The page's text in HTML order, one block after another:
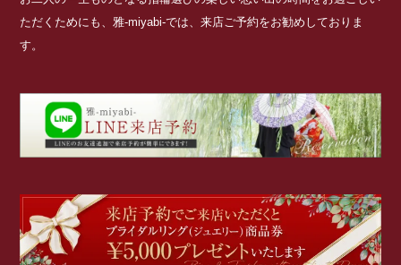
ただくためにも、雅-miyabi-では、来店ご予約をお勧めしておりま
す。